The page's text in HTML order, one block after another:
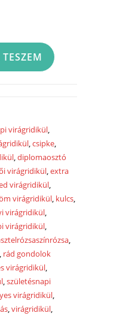
virágridikül,
,csipke,
,diplomaosztó
virágridikül,extra
virágridikül,
virágridikül, kulcs,
virágridikül,
virágridikül,
,
rád gondolok
virágridikül,
,születésnapi
virágridikül,
,virágridikül,